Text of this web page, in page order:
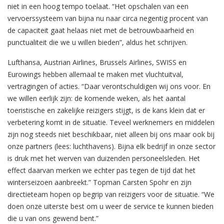
niet in een hoog tempo toelaat. “Het opschalen van een
vervoerssysteem van bijna nu naar circa negentig procent van
de capaciteit gaat helaas niet met de betrouwbaarheid en
punctualiteit die we u willen bieden”, aldus het schrijven.
Lufthansa, Austrian Airlines, Brussels Airlines, SWISS en
Eurowings hebben allemaal te maken met vluchtuitval,
vertragingen of acties. “Daar verontschuldigen wij ons voor. En
we willen eerlijk zijn: de komende weken, als het aantal
toeristische en zakelijke reizigers stijgt, is de kans klein dat er
verbetering komt in de situatie. Teveel werknemers en middelen
zijn nog steeds niet beschikbaar, niet alleen bij ons maar ook bij
onze partners (lees: luchthavens). Bijna elk bedrijf in onze sector
is druk met het werven van duizenden personeelsleden. Het
effect daarvan merken we echter pas tegen de tijd dat het
winterseizoen aanbreekt.” Topman Carsten Spohr en zijn
directieteam hopen op begrip van reizigers voor de situatie. “We
doen onze uiterste best om u weer de service te kunnen bieden
die u van ons gewend bent.”